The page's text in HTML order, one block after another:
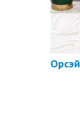
Орсэй